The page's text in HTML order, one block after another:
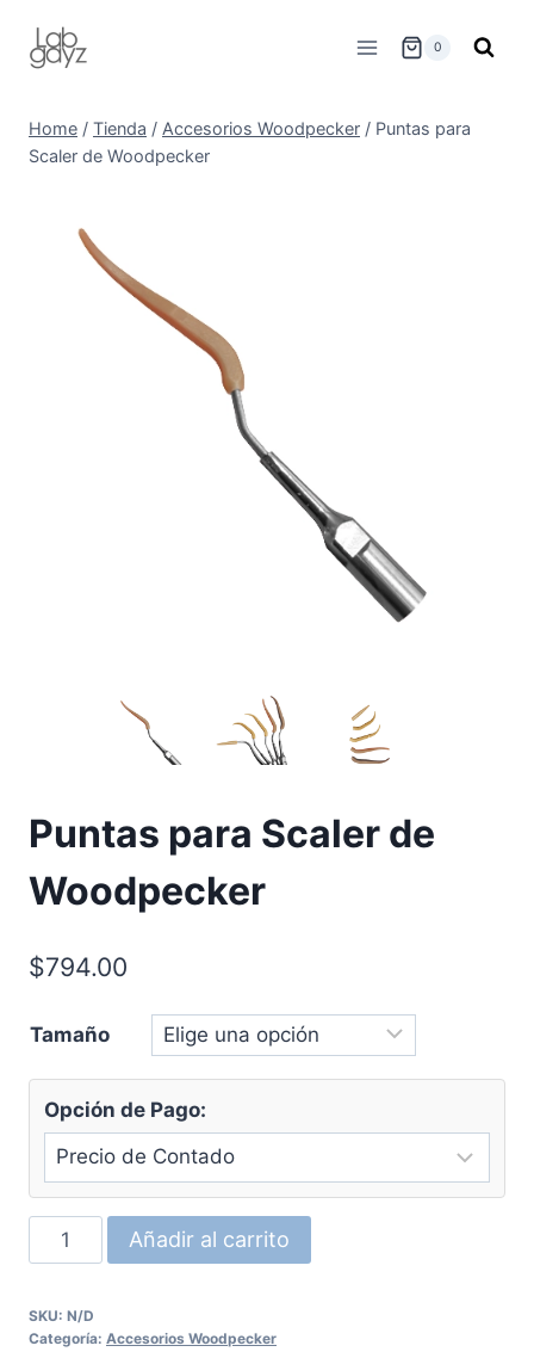
0
Home / Tienda / Accesorios Woodpecker / Puntas para
Scaler de Woodpecker
Puntas para Scaler de
Woodpecker
$794.00
Tamaño
Opción de Pago:
Puntas
para
de
Añadir al carrito
SKU: N/D
Categoría: Accesorios Woodpecker